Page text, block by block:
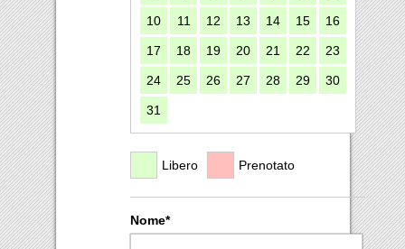
10 11 12 13 14 15 16
17 18 19 20 21 22 23
24 25 26 27 28 29 30
31
Libero Prenotato
Nome*